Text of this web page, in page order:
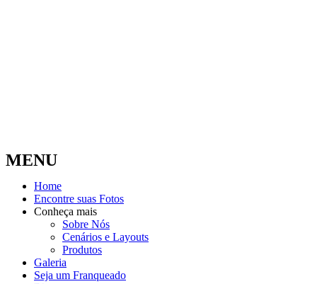
MENU
Home
Encontre suas Fotos
Conheça mais
Sobre Nós
Cenários e Layouts
Produtos
Galeria
Seja um Franqueado